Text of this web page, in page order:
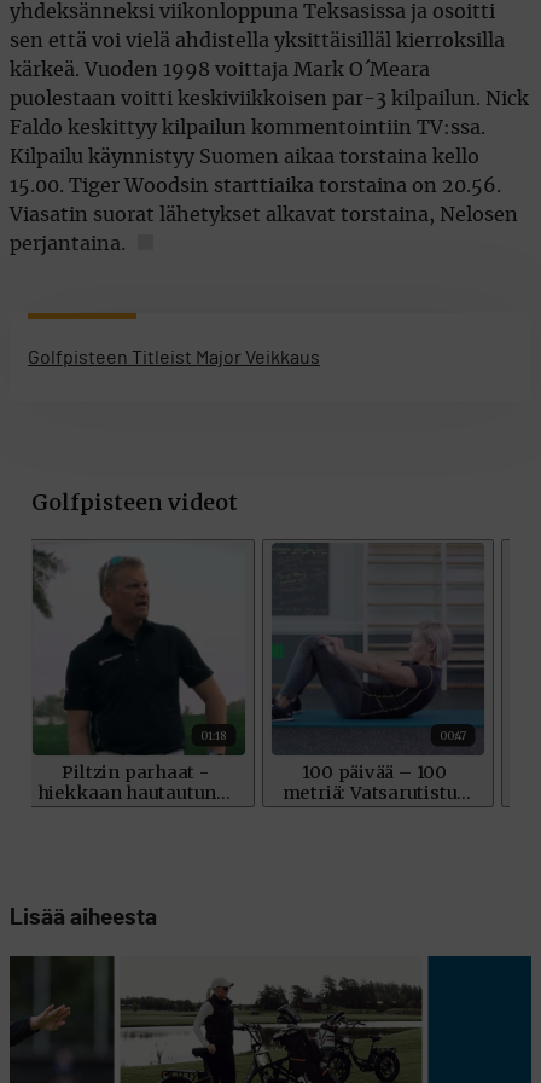
yhdeksänneksi viikonloppuna Teksasissa ja osoitti
sen että voi vielä ahdistella yksittäisilläl kierroksilla
kärkeä. Vuoden 1998 voittaja Mark O´Meara
puolestaan voitti keskiviikkoisen par-3 kilpailun. Nick
Faldo keskittyy kilpailun kommentointiin TV:ssa.
Kilpailu käynnistyy Suomen aikaa torstaina kello
15.00. Tiger Woodsin starttiaika torstaina on 20.56.
Viasatin suorat lähetykset alkavat torstaina, Nelosen
perjantaina.
Golfpisteen Titleist Major Veikkaus
Lisää aiheesta